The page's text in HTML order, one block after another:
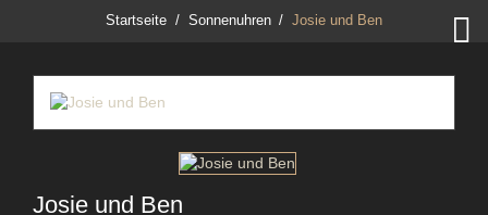

Startseite Sonnenuhren Josie und Ben
Josie und Ben